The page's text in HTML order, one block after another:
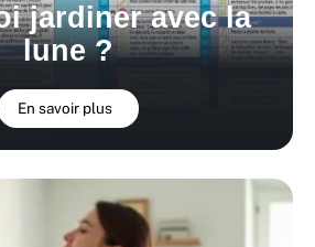
jardiner avec la
lune ?
En savoir plus